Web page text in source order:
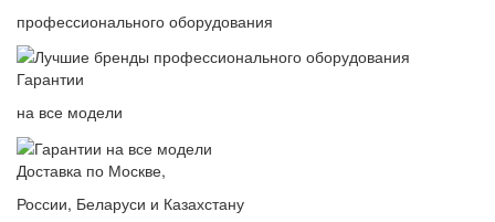
профессионального оборудования
Гарантии
на все модели
Доставка по Москве,
России, Беларуси и Казахстану